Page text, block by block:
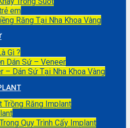
em
Răng Tại Nha Khoa Vàng
Gì ?
Dán Sứ – Veneer
– Dán Sứ Tại Nha Khoa Vàng
Trồng Răng Implant
Quy Trình Cấy Implant